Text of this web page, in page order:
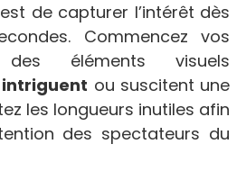
de capturer l’intérêt dès
Commencez vos
éléments visuels
ou suscitent une
les longueurs inutiles afin
des spectateurs du